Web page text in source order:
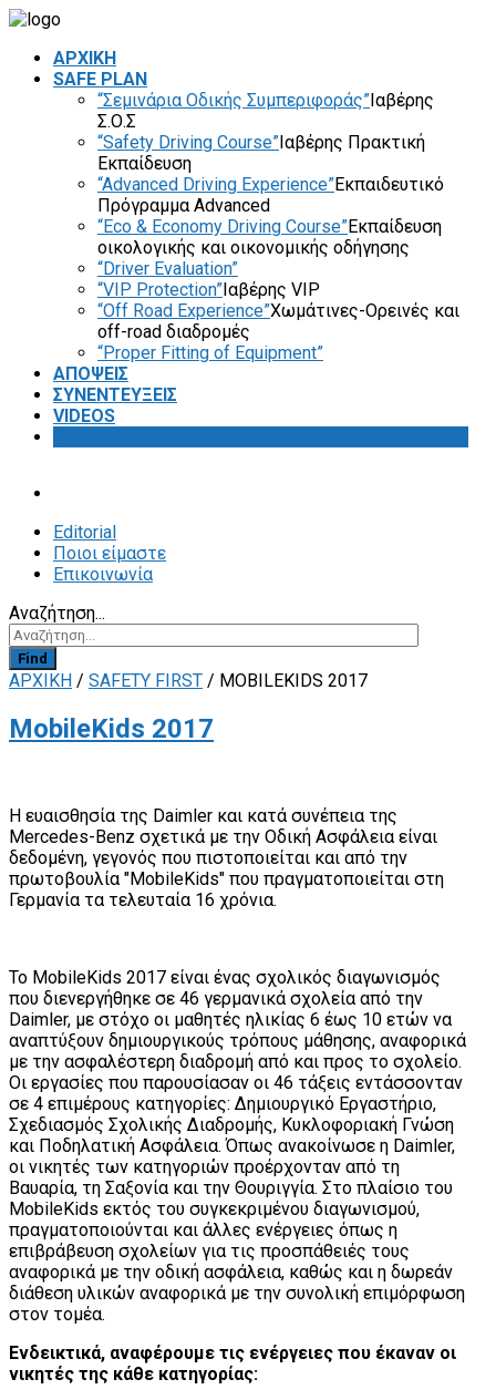
ΑΡΧΙΚΗ
SAFE PLAN
“Σεμινάρια Οδικής Συμπεριφοράς”Ιαβέρης
Σ.Ο.Σ
“Safety Driving Course”Ιαβέρης Πρακτική
Εκπαίδευση
“Advanced Driving Experience”Εκπαιδευτικό
Πρόγραμμα Advanced
“Eco & Economy Driving Course”Εκπαίδευση
οικολογικής και οικονομικής οδήγησης
“Driver Evaluation”
“VIP Protection”Ιαβέρης VIP
“Off Road Experience”Χωμάτινες-Ορεινές και
off-road διαδρομές
“Proper Fitting of Equipment”
ΑΠΟΨΕΙΣ
ΣΥΝΕΝΤΕΥΞΕΙΣ
VIDEOS
Editorial
Ποιοι είμαστε
Επικοινωνία
Αναζήτηση...
Find
ΑΡΧΙΚΗ / SAFETY FIRST / MOBILEKIDS 2017
MobileKids 2017
Η ευαισθησία της Daimler και κατά συνέπεια της
Mercedes-Benz σχετικά με την Οδική Ασφάλεια είναι
δεδομένη, γεγονός που πιστοποιείται και από την
πρωτοβουλία "MobileKids" που πραγματοποιείται στη
Γερμανία τα τελευταία 16 χρόνια.
Το MobileKids 2017 είναι ένας σχολικός διαγωνισμός
που διενεργήθηκε σε 46 γερμανικά σχολεία από την
Daimler, με στόχο οι μαθητές ηλικίας 6 έως 10 ετών να
αναπτύξουν δημιουργικούς τρόπους μάθησης, αναφορικά
με την ασφαλέστερη διαδρομή από και προς το σχολείο.
Οι εργασίες που παρουσίασαν οι 46 τάξεις εντάσσονταν
σε 4 επιμέρους κατηγορίες: Δημιουργικό Εργαστήριο,
Σχεδιασμός Σχολικής Διαδρομής, Κυκλοφοριακή Γνώση
και Ποδηλατική Ασφάλεια. Όπως ανακοίνωσε η Daimler,
οι νικητές των κατηγοριών προέρχονταν από τη
Βαυαρία, τη Σαξονία και την Θουριγγία. Στο πλαίσιο του
MobileKids εκτός του συγκεκριμένου διαγωνισμού,
πραγματοποιούνται και άλλες ενέργειες όπως η
επιβράβευση σχολείων για τις προσπάθειές τους
αναφορικά με την οδική ασφάλεια, καθώς και η δωρεάν
διάθεση υλικών αναφορικά με την συνολική επιμόρφωση
στον τομέα.
Ενδεικτικά, αναφέρουμε τις ενέργειες που έκαναν οι
νικητές της κάθε κατηγορίας: